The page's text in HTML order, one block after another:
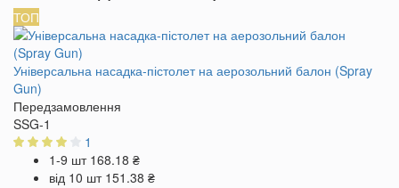
ТОП
Універсальна насадка-пістолет на аерозольний балон (Spray
Gun)
Передзамовлення
SSG-1
1
1-9 шт 168.18 ₴
від 10 шт 151.38 ₴